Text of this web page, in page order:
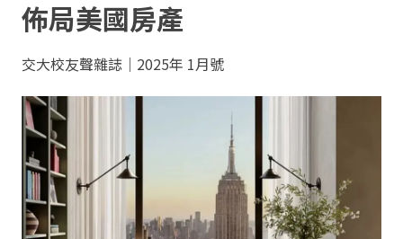
佈局美國房產
交大校友聲雜誌｜2025年 1月號